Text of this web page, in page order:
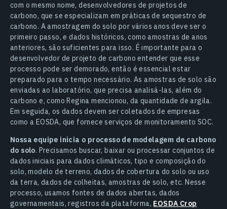
com o mesmo nome, desenvolvedores de projetos de
carbono, que se especializam em práticas de sequestro de
carbono. A amostragem do solo por vários anos deve ser o
primeiro passo, e dados históricos, como amostras de anos
anteriores, são suficientes para isso. É importante para o
desenvolvedor de projeto de carbono entender que esse
processo pode ser demorado, então é essencial estar
preparado para o tempo necessário. As amostras de solo são
enviadas ao laboratório, que precisa analisá-las, além do
carbono e, como Regina mencionou, da quantidade de argila.
Em seguida, os dados devem ser coletados de empresas
como a EOSDA, que fornece serviços de monitoramento SOC.
Nossa equipe inicia o processo de modelagem de carbono
do solo. Precisamos buscar, baixar ou processar conjuntos de
dados iniciais para dados climáticos, tipo e composição do
solo, modelo de terreno, dados de cobertura do solo ou uso
da terra, dados de colheitas, amostras de solo, etc. Nesse
processo, usamos fontes de dados abertas, dados
governamentais, registros da plataforma, EOSDA Crop